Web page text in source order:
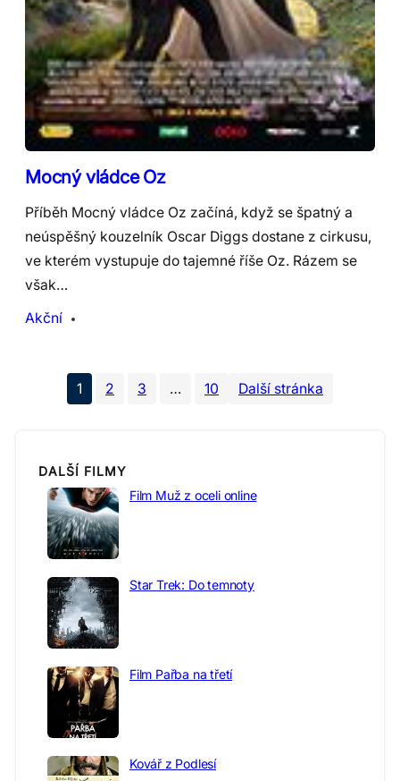
Mocný vládce Oz
Příběh Mocný vládce Oz začíná, když se špatný a
neúspěšný kouzelník Oscar Diggs dostane z cirkusu,
ve kterém vystupuje do tajemné říše Oz. Rázem se
však…
Akční
1 2 3 … 10 Další stránka
DALŠÍ FILMY
Film Muž z oceli online
Star Trek: Do temnoty
Film Pařba na třetí
Kovář z Podlesí